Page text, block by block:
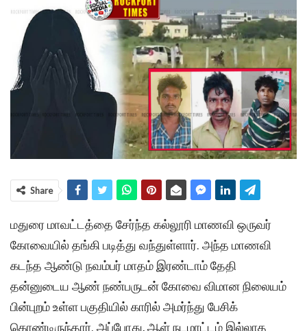
Share
மதுரை மாவட்டத்தை சேர்ந்த கல்லூரி மாணவி ஒருவர்
கோவையில் தங்கி படித்து வந்துள்ளார். அந்த மாணவி
கடந்த ஆண்டு நவம்பர் மாதம் இரண்டாம் தேதி
தன்னுடைய ஆண் நண்பருடன் கோவை விமான நிலையம்
பின்புறம் உள்ள பகுதியில் காரில் அமர்ந்து பேசிக்
கொண்டிருந்தார். அப்போது, ஆள் நடமாட்டம் இல்லாத